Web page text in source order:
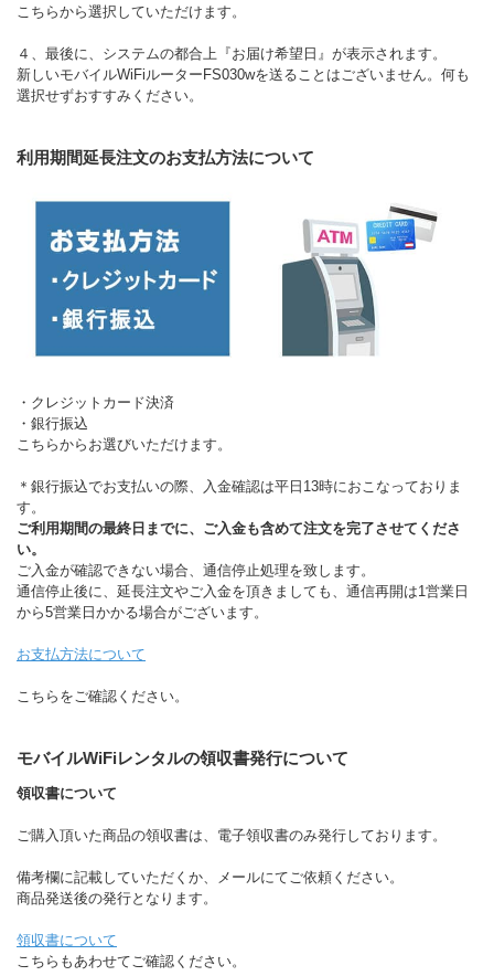
こちらから選択していただけます。
４、最後に、システムの都合上『お届け希望日』が表示されます。
新しいモバイルWiFiルーターFS030wを送ることはございません。何も
選択せずおすすみください。
利用期間延長注文のお支払方法について
・クレジットカード決済
・銀行振込
こちらからお選びいただけます。
＊銀行振込でお支払いの際、入金確認は平日13時におこなっておりま
す。
ご利用期間の最終日までに、ご入金も含めて注文を完了させてくださ
い。
ご入金が確認できない場合、通信停止処理を致します。
通信停止後に、延長注文やご入金を頂きましても、通信再開は1営業日
から5営業日かかる場合がございます。
お支払方法について
こちらをご確認ください。
モバイルWiFiレンタルの領収書発行について
領収書について
ご購入頂いた商品の領収書は、電子領収書のみ発行しております。
備考欄に記載していただくか、メールにてご依頼ください。
商品発送後の発行となります。
領収書について
こちらもあわせてご確認ください。